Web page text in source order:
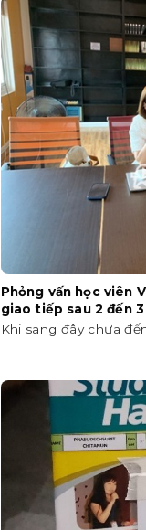
Phỏng vấn học viên
giao tiếp sau 2 đến
Khi sang đây chưa